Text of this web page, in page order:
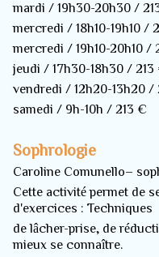
mardi / 19h30-20h30 /
mercredi / 18h10-19h10 /
mercredi / 19h10-20h10 /
jeudi / 17h30-18h30 / 213
vendredi / 12h20-13h20 /
samedi / 9h-10h / 213 €
Sophrologie
Caroline Comunello–
Cette activité permet de
d'exercices : Techniques
de lâcher-prise, de
mieux se connaître.